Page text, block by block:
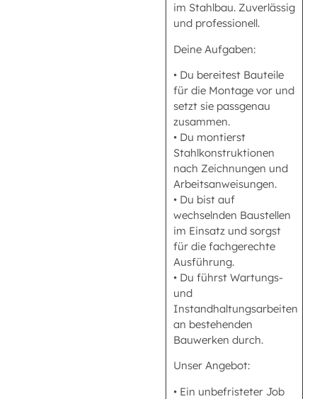
im Stahlbau. Zuverlässig
und professionell.
Deine Aufgaben:
• Du bereitest Bauteile
für die Montage vor und
setzt sie passgenau
zusammen.
• Du montierst
Stahlkonstruktionen
nach Zeichnungen und
Arbeitsanweisungen.
• Du bist auf
wechselnden Baustellen
im Einsatz und sorgst
für die fachgerechte
Ausführung.
• Du führst Wartungs-
und
Instandhaltungsarbeiten
an bestehenden
Bauwerken durch.
Unser Angebot:
• Ein unbefristeter Job